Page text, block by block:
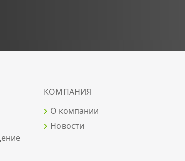
КОМПАНИЯ
О компании
Новости